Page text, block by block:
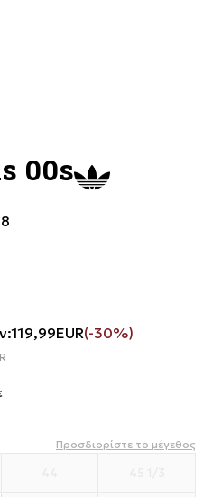
00s
119,99EUR(-30%)
Προσδιορίστε το μέγεθος